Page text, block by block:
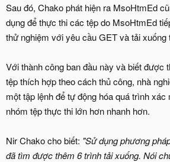
Sau đó, Chako phát hiện ra MsoHtmEd
dụng để thực thi các tệp do MsoHtmEd
thử nghiệm với yêu cầu GET và tải xuống
Với thành công ban đầu này và biết được
tệp thích hợp theo cách thủ công, nhà
một tập lệnh để tự động hóa quá trình
nhóm tệp thực thi lớn hơn nhanh hơn.
Nir Chako cho biết: "Sử dụng phương
đã tìm được thêm 6 trình tải xuống. Nói